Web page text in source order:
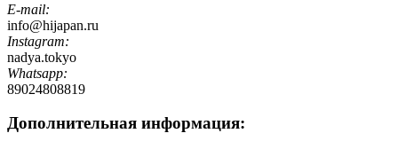
E-mail:
info@hijapan.ru
Instagram:
nadya.tokyo
Whatsapp:
89024808819
Дополнительная информация: